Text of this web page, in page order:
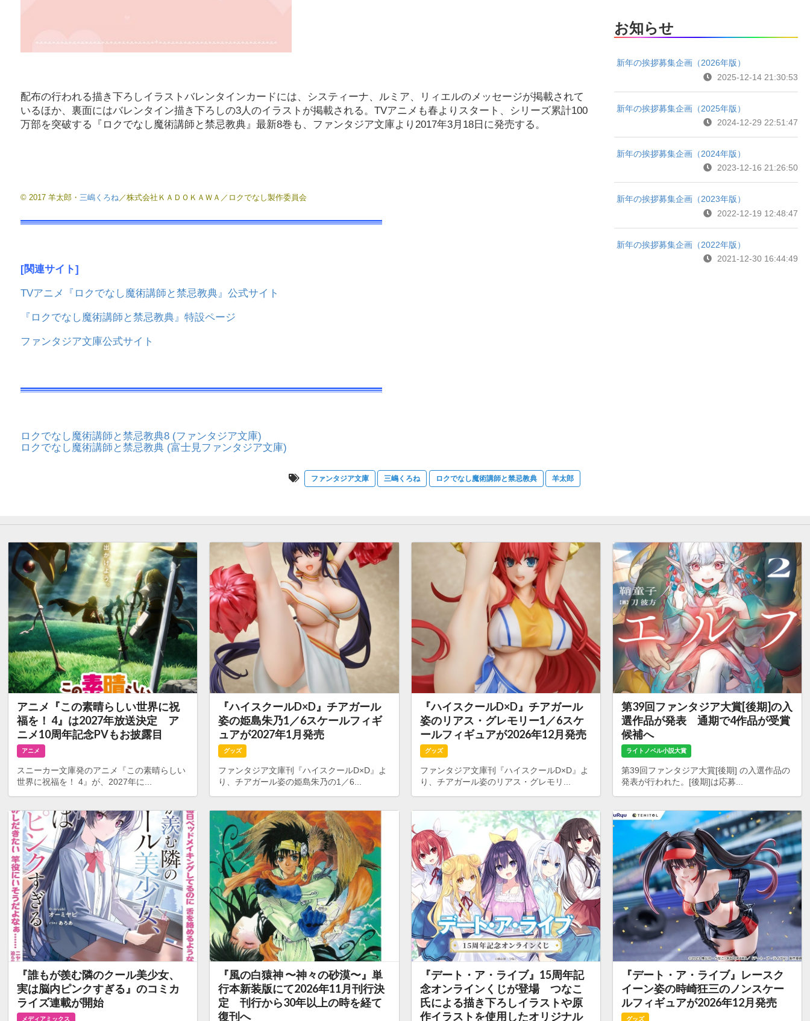
配布の行われる描き下ろしイラストバレンタインカードには、システィーナ、ルミア、リィエルのメッセージが掲載されて
いるほか、裏面にはバレンタイン描き下ろしの3人のイラストが掲載される。TVアニメも春よりスタート、シリーズ累計100
万部を突破する『ロクでなし魔術講師と禁忌教典』最新8巻も、ファンタジア文庫より2017年3月18日に発売する。
© 2017 羊太郎・ 三嶋くろね ／株式会社ＫＡＤＯＫＡＷＡ／ロクでなし製作委員会
[関連サイト]
TVアニメ『ロクでなし魔術講師と禁忌教典』公式サイト
『ロクでなし魔術講師と禁忌教典』特設ページ
ファンタジア文庫公式サイト
ロクでなし魔術講師と禁忌教典8 (ファンタジア文庫)
ロクでなし魔術講師と禁忌教典 (富士見ファンタジア文庫)
ファンタジア文庫 三嶋くろね ロクでなし魔術講師と禁忌教典 羊太郎
お知らせ
新年の挨拶募集企画（2026年版）
2025-12-14 21:30:53
新年の挨拶募集企画（2025年版）
2024-12-29 22:51:47
新年の挨拶募集企画（2024年版）
2023-12-16 21:26:50
新年の挨拶募集企画（2023年版）
2022-12-19 12:48:47
新年の挨拶募集企画（2022年版）
2021-12-30 16:44:49
アニメ『この素晴らしい世界に祝
福を！ 4』は2027年放送決定 ア
ニメ10周年記念PVもお披露目
アニメ
スニーカー文庫発のアニメ『この素晴らしい
世界に祝福を！ 4』が、2027年に...
『ハイスクールD×D』チアガール
姿の姫島朱乃1／6スケールフィギ
ュアが2027年1月発売
グッズ
ファンタジア文庫刊『ハイスクールD×D』よ
り、チアガール姿の姫島朱乃の1／6...
『ハイスクールD×D』チアガール
姿のリアス・グレモリー1／6スケ
ールフィギュアが2026年12月発売
グッズ
ファンタジア文庫刊『ハイスクールD×D』よ
り、チアガール姿のリアス・グレモリ...
第39回ファンタジア大賞[後期]の入
選作品が発表 通期で4作品が受賞
候補へ
ライトノベル小説大賞
第39回ファンタジア大賞[後期] の入選作品の
発表が行われた。[後期]は応募...
『誰もが羨む隣のクール美少女、
実は脳内ピンクすぎる』のコミカ
ライズ連載が開始
メディアミックス
『風の白猿神 〜神々の砂漠〜』単
行本新装版にて2026年11月刊行決
定 刊行から30年以上の時を経て
復刊へ
『デート・ア・ライブ』15周年記
念オンラインくじが登場 つなこ
氏による描き下ろしイラストや原
作イラストを使用したオリジナル
『デート・ア・ライブ』レースク
イーン姿の時崎狂三のノンスケー
ルフィギュアが2026年12月発売
グッズ